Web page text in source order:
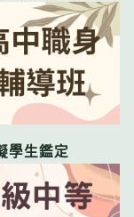
學生鑑定